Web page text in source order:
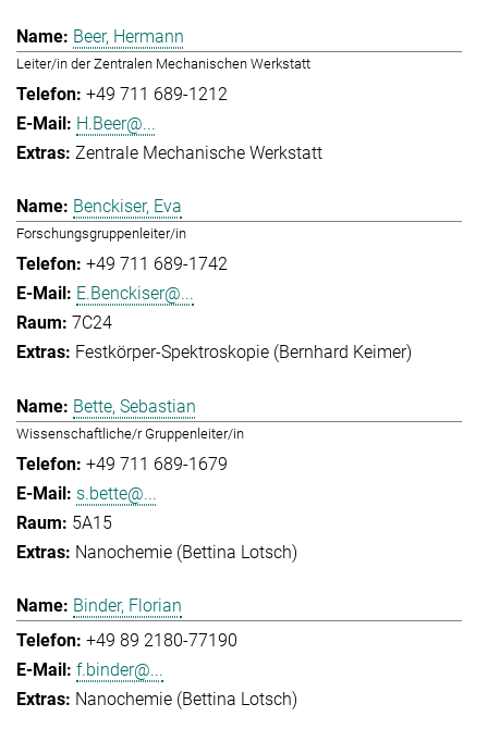
Beer, Hermann
Leiter/in der Zentralen Mechanischen Werkstatt
+49 711 689-1212
H.Beer@...
Zentrale Mechanische Werkstatt
Benckiser, Eva
Forschungsgruppenleiter/in
+49 711 689-1742
E.Benckiser@...
7C24
Festkörper-Spektroskopie (Bernhard Keimer)
Bette, Sebastian
Wissenschaftliche/r Gruppenleiter/in
+49 711 689-1679
s.bette@...
5A15
Nanochemie (Bettina Lotsch)
Binder, Florian
+49 89 2180-77190
f.binder@...
Nanochemie (Bettina Lotsch)